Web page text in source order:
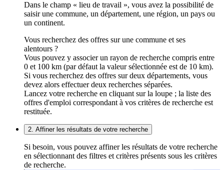
Dans le champ « lieu de travail », vous avez la possibilité de
saisir une commune, un département, une région, un pays ou
un continent.
Vous recherchez des offres sur une commune et ses
alentours ?
Vous pouvez y associer un rayon de recherche compris entre
0 et 100 km (par défaut la valeur sélectionnée est de 10 km).
Si vous recherchez des offres sur deux départements, vous
devez alors effectuer deux recherches séparées.
Lancez votre recherche en cliquant sur la loupe ; la liste des
offres d'emploi correspondant à vos critères de recherche est
restituée.
2. Affiner les résultats de votre recherche
Si besoin, vous pouvez affiner les résultats de votre recherche
en sélectionnant des filtres et critères présents sous les critères
de recherche.